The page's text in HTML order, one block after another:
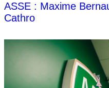
ASSE : Maxime
Cathro